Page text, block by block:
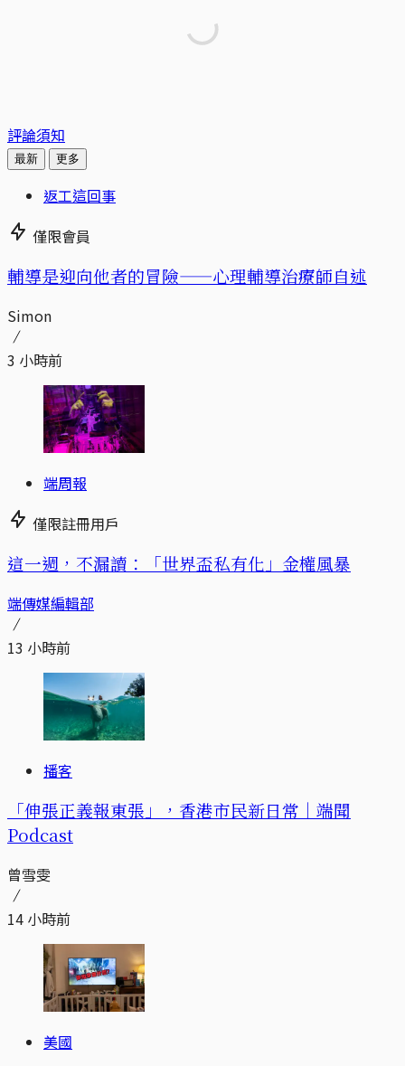
評論須知
最新 更多
返工這回事
僅限會員
輔導是迎向他者的冒險——心理輔導治療師自述
Simon
3 小時前
端周報
僅限註冊用戶
這一週，不漏讀：「世界盃私有化」金權風暴
端傳媒編輯部
13 小時前
播客
「伸張正義報東張」，香港市民新日常｜端聞
Podcast
曾雪雯
14 小時前
美國